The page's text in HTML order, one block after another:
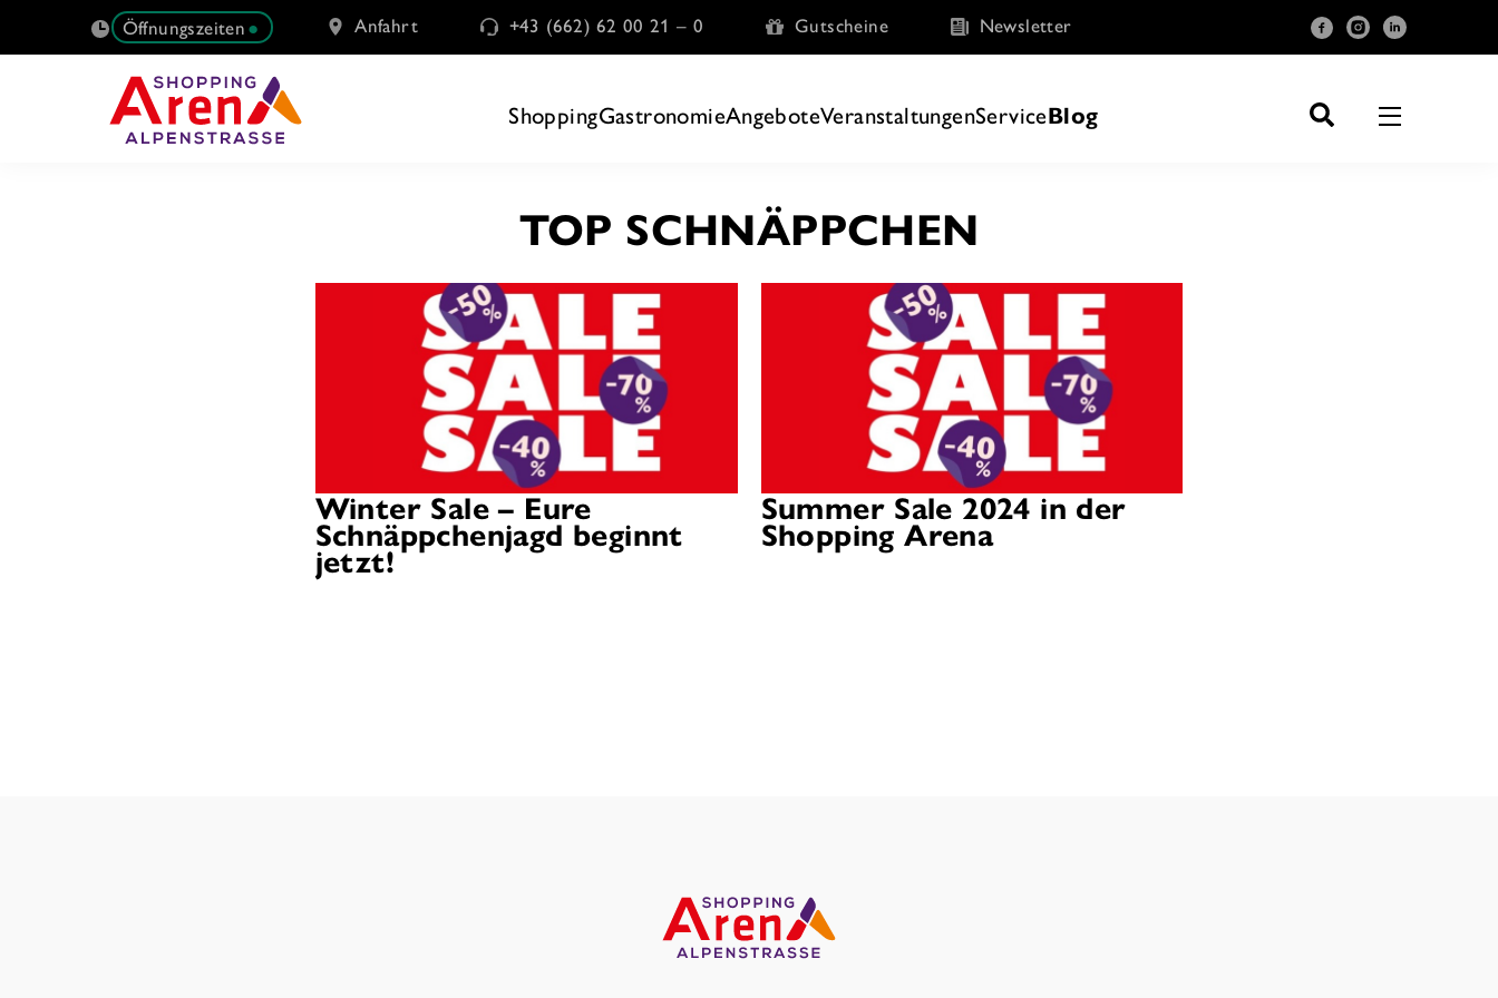
Öffnungszeiten Anfahrt +43 (662) 62 00 21 – 0 Gutscheine Newsletter
ShoppingGastronomieAngeboteVeranstaltungenServiceBlog
TOP SCHNÄPPCHEN
Winter Sale – Eure
Schnäppchenjagd beginnt
jetzt!
Summer Sale 2024 in der
Shopping Arena